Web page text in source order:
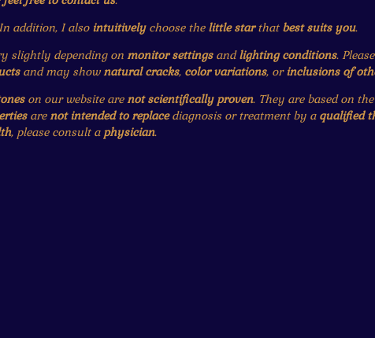
addition, I also intuitivelychoose the little starthat best suits you.
slightly depending on monitor settingsandlighting conditions. Please
and may shownatural cracks, color variations, orinclusions of
on our website arenot scientifically proven. They are based on the
arenot intended to replacediagnosis or treatment by a qualified
, please consult a physician.